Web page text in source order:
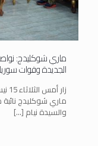
ماري شوكليدج:
الجديدة وقوات
ماري شوكليدج
والسيدة نيام […]